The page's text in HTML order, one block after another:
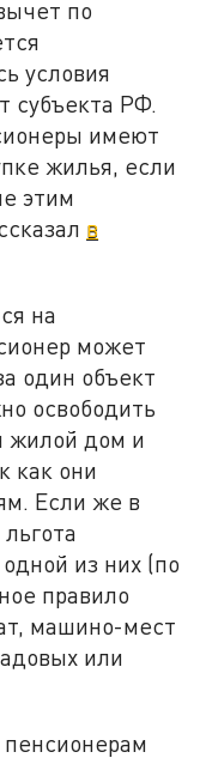
по
условия
субъекта РФ.
имеют
жилья, если
этим
в
на
может
один объект
освободить
жилой дом и
как они
Если же в
из них (по
правило
машино-мест
или
пенсионерам